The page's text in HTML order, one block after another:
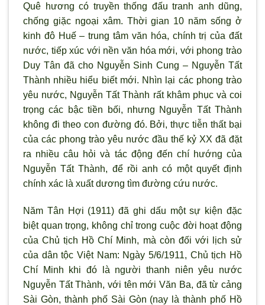
Quê hương có truyền thống đấu tranh anh dũng,
chống giặc ngoại xâm. Thời gian 10 năm sống ở
kinh đô Huế – trung tâm văn hóa, chính trị của đất
nước, tiếp xúc với nền văn hóa mới, với phong trào
Duy Tân đã cho Nguyễn Sinh Cung – Nguyễn Tất
Thành nhiều hiểu biết mới. Nhìn lại các phong trào
yêu nước, Nguyễn Tất Thành rất khâm phục và coi
trọng các bậc tiền bối, nhưng Nguyễn Tất Thành
không đi theo con đường đó. Bởi, thực tiễn thất bại
của các phong trào yêu nước đầu thế kỷ XX đã đặt
ra nhiều câu hỏi và tác động đến chí hướng của
Nguyễn Tất Thành, để rồi anh có một quyết định
chính xác là xuất dương tìm đường cứu nước.
Năm Tân Hợi (1911) đã ghi dấu một sự kiện đặc
biệt quan trọng, không chỉ trong cuộc đời hoạt động
của Chủ tịch Hồ Chí Minh, mà còn đối với lịch sử
của dân tộc Việt Nam: Ngày 5/6/1911, Chủ tịch Hồ
Chí Minh khi đó là người thanh niên yêu nước
Nguyễn Tất Thành, với tên mới Văn Ba, đã từ cảng
Sài Gòn, thành phố Sài Gòn (nay là thành phố Hồ